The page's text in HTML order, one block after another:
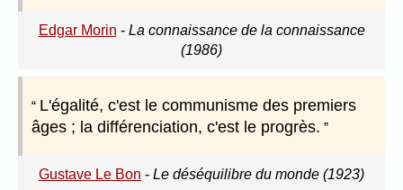
Edgar Morin - La connaissance de la connaissance
(1986)
L'égalité, c'est le communisme des premiers
âges ; la différenciation, c'est le progrès.
Gustave Le Bon - Le déséquilibre du monde (1923)